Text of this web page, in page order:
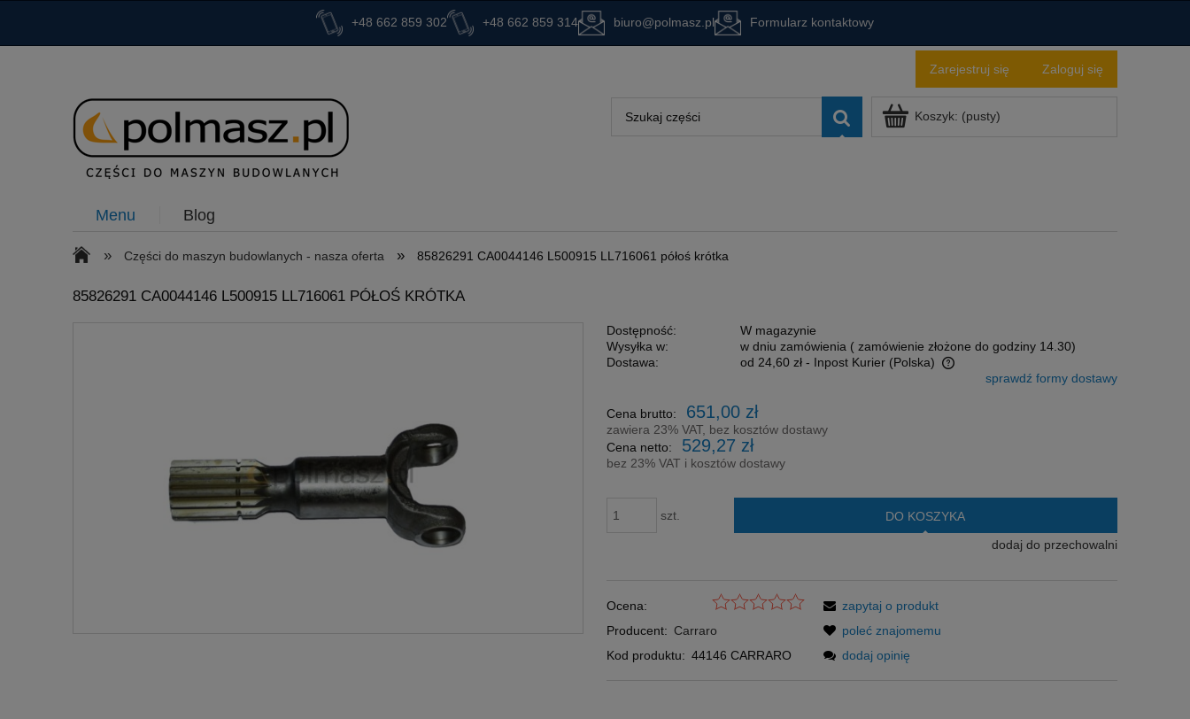
+48 662 859 302 +48 662 859 314 biuro@polmasz.pl Formularz kontaktowy
Zarejestruj się Zaloguj się
Koszyk: (pusty)
Menu Blog
» Części do maszyn budowlanych - nasza oferta » 85826291 CA0044146 L500915 LL716061 półoś krótka
85826291 CA0044146 L500915 LL716061 PÓŁOŚ KRÓTKA
Dostępność:
W magazynie
Wysyłka w:
w dniu zamówienia ( zamówienie złożone do godziny 14.30)
Dostawa:
od 24,60 zł - Inpost Kurier (Polska)
płatności
sprawdź formy dostawy
Cena brutto: 651,00 zł
zawiera 23% VAT, bez kosztów dostawy
Cena netto:
529,27 zł
bez 23% VAT i kosztów dostawy
szt.
DO KOSZYKA
dodaj do przechowalni
Ocena:
Producent: Carraro
Kod produktu: 44146 CARRARO
zapytaj o produkt
poleć znajomemu
dodaj opinię